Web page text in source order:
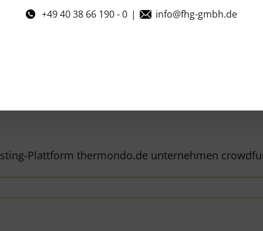
+49 40 38 66 190 - 0 | info@fhg-gmbh.de
Plattform thermondo.de unternehmen